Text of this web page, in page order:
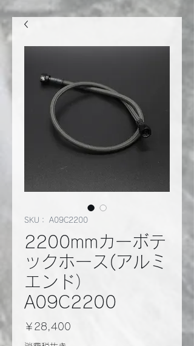
SKU： A09C2200
2200mmカーボテ
ックホース(アルミ
エンド）
A09C2200
￥28,400